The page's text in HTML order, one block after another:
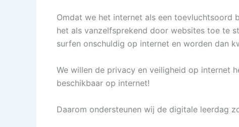
Omdat we het internet als een toevluchtsoord
het als vanzelfsprekend door websites toe te
surfen onschuldig op internet en worden dan
We willen de privacy en veiligheid op internet
beschikbaar op internet!
Daarom ondersteunen wij de digitale leerdag